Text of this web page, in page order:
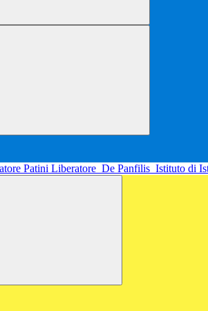
Patini Liberatore De Panfilis Istituto di